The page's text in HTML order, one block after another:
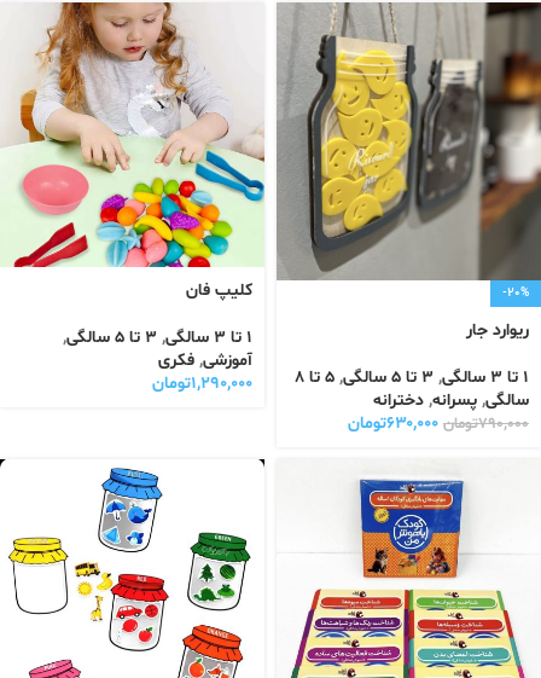
-20%
ریوارد جار
1 تا 3 سالگی , 3 تا 5 سالگی ,
5 تا 8
سالگی, پسرانه, دخترانه
۷۹۰,۰۰۰تومان ۶۳۰,۰۰۰تومان
کلیپ فان
1 تا 3 سالگی , 3 تا 5 سالگی
,
آموزشی, فکری
۱,۲۹۰,۰۰۰تومان